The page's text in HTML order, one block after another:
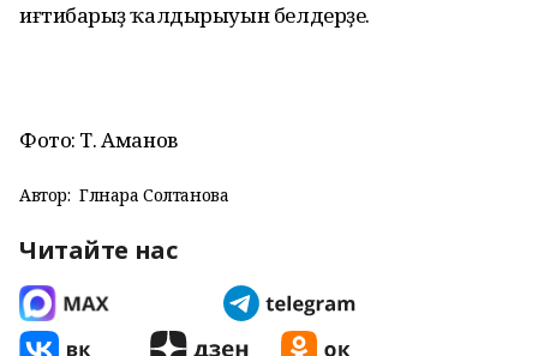
иғтибарһыҙ ҡалдырыуын белдерҙе.
Фото: Т. Аманов
Автор: Гөлнара Солтанова
Читайте нас